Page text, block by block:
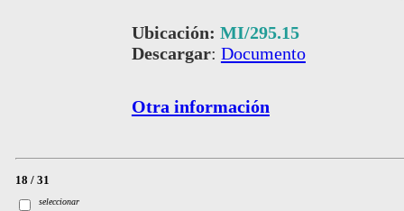
Ubicación: MI/295.15
Descargar: Documento
Otra información
18 / 31
seleccionar